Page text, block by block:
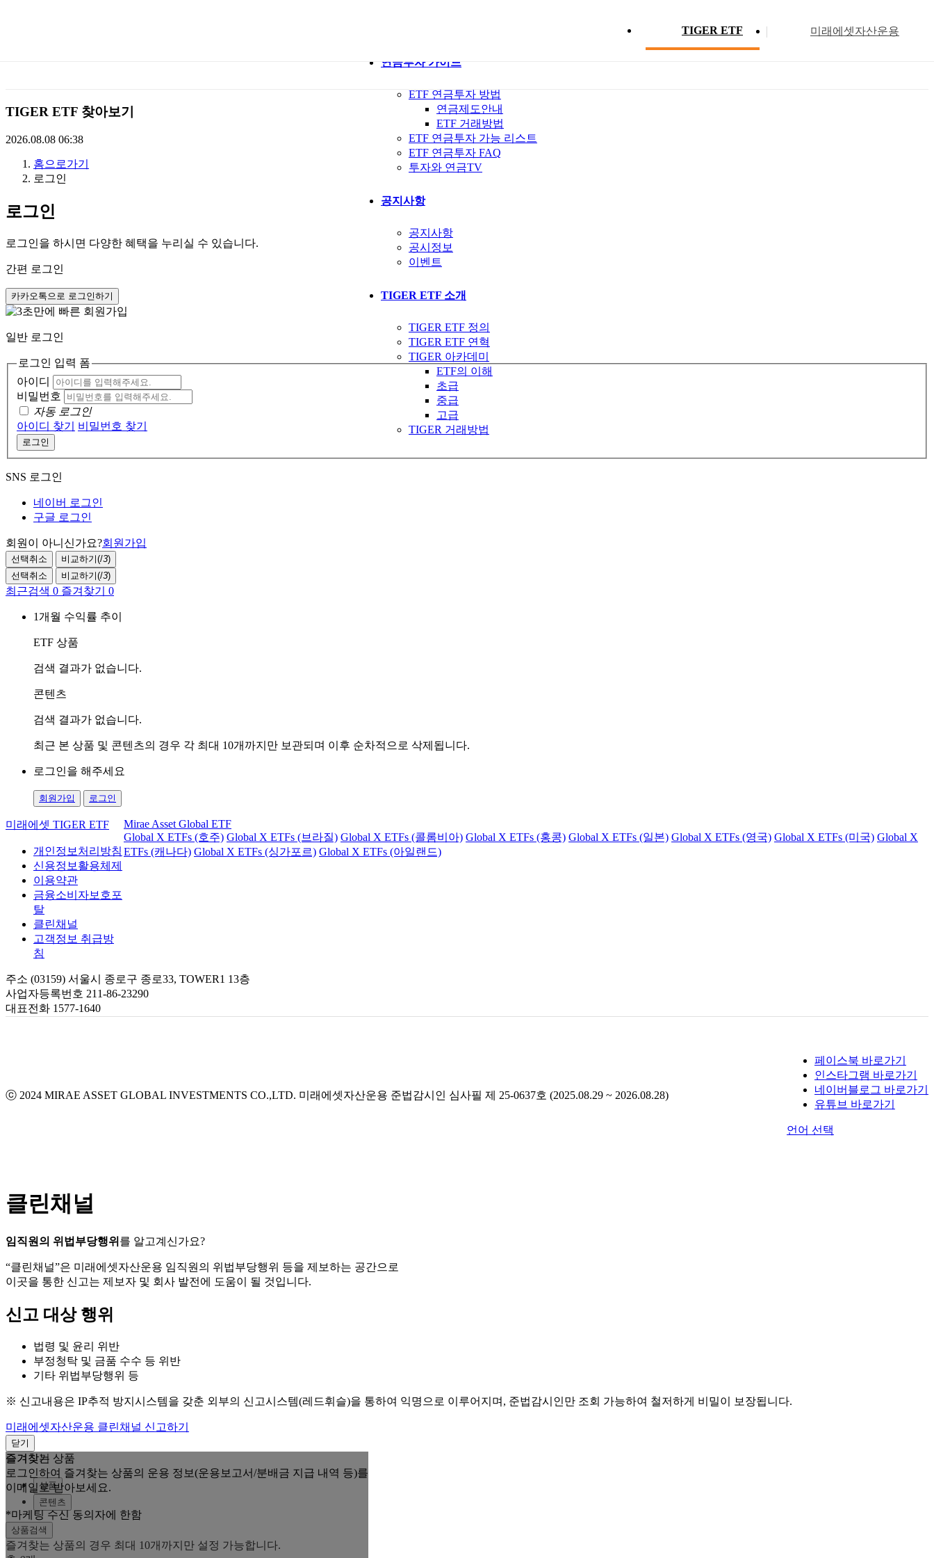
TIGER ETF 미래에셋자산운용
에
셋
TIGERETF
연금투자 가이드
ETF 연금투자 방법
연금제도안내
ETF 거래방법
ETF 연금투자 가능 리스트
ETF 연금투자 FAQ
투자와 연금TV
공지사항
공지사항
공시정보
이벤트
TIGER ETF 소개
TIGER ETF 정의
TIGER ETF 연혁
TIGER 아카데미
ETF의 이해
초급
중급
고급
TIGER 거래방법
ETF 분배금 현황
TIGER ETF 찾아보기
2026.08.08 06:38
홈으로가기
로그인
로그인
로그인을 하시면 다양한 혜택을 누리실 수 있습니다.
간편 로그인
카카오톡으로 로그인하기
일반 로그인
로그인 입력 폼
아이디
비밀번호
로그인
자동 로그인
아이디 찾기
비밀번호 찾기
SNS 로그인
네이버 로그인
구글 로그인
회원이 아니신가요?회원가입
선택취소 비교하기(/3)
선택취소
비교하기(/3)
최근검색 0 즐겨찾기 0
1개월 수익률 추이
ETF 상품
검색 결과가 없습니다.
콘텐츠
검색 결과가 없습니다.
최근 본 상품 및 콘텐츠의 경우 각 최대 10개까지만 보관되며 이후 순차적으로 삭제됩니다.
로그인을 해주세요
회원가입 로그인
미래에셋 TIGER ETF
개인정보처리방침
신용정보활용체제
이용약관
금융소비자보호포
탈
클린채널
고객정보 취급방
침
Mirae Asset Global ETF
Global X ETFs (호주) Global X ETFs (브라질) Global X ETFs (콜롬비아) Global X ETFs (홍콩) Global X ETFs (일본) Global X ETFs (영국) Global X ETFs (미국) Global X
ETFs (캐나다) Global X ETFs (싱가포르) Global X ETFs (아일랜드)
주소 (03159) 서울시 종로구 종로33, TOWER1 13층
사업자등록번호 211-86-23290
대표전화 1577-1640
ⓒ 2024 MIRAE ASSET GLOBAL INVESTMENTS CO.,LTD. 미래에셋자산운용 준법감시인 심사필 제 25-0637호 (2025.08.29 ~ 2026.08.28)
페이스북 바로가기
인스타그램 바로가기
네이버블로그 바로가기
유튜브 바로가기
언어 선택
클린채널
임직원의 위법부당행위 를 알고계신가요?
“클린채널”은 미래에셋자산운용 임직원의 위법부당행위 등을 제보하는 공간으로
이곳을 통한 신고는 제보자 및 회사 발전에 도움이 될 것입니다.
신고 대상 행위
법령 및 윤리 위반
부정청탁 및 금품 수수 등 위반
기타 위법부당행위 등
※ 신고내용은 IP추적 방지시스템을 갖춘 외부의 신고시스템(레드휘슬)을 통하여 익명으로 이루어지며, 준법감시인만 조회 가능하여 철저하게 비밀이 보장됩니다.
미래에셋자산운용 클린채널 신고하기
닫기
즐겨찾는 상품
로그인하여 즐겨찾는 상품의 운용 정보(운용보고서/분배금 지급 내역 등)를
이메일로 받아보세요.
*마케팅 수신 동의자에 한함
즐겨찾기
상품
콘텐츠
상품검색
즐겨찾는 상품의 경우 최대 10개까지만 설정 가능합니다.